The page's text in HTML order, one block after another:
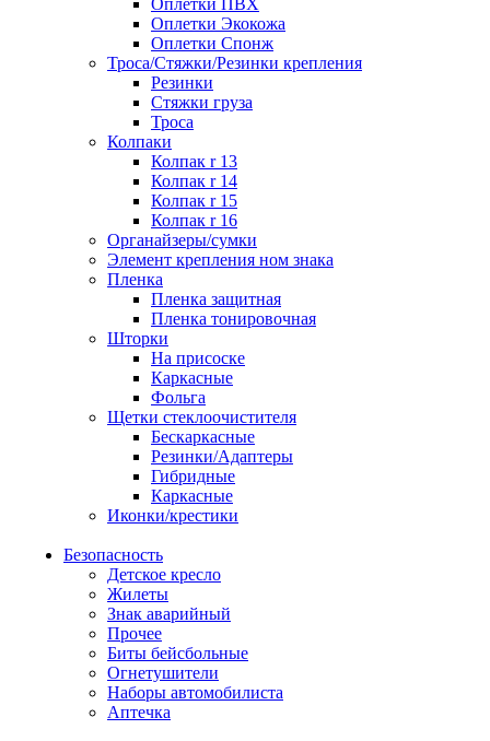
Оплетки ПВХ
Оплетки Экокожа
Оплетки Спонж
Троса/Стяжки/Резинки крепления
Резинки
Стяжки груза
Троса
Колпаки
Колпак r 13
Колпак r 14
Колпак r 15
Колпак r 16
Органайзеры/сумки
Элемент крепления ном знака
Пленка
Пленка защитная
Пленка тонировочная
Шторки
На присоске
Каркасные
Фольга
Щетки стеклоочистителя
Бескаркасные
Резинки/Адаптеры
Гибридные
Каркасные
Иконки/крестики
Безопасность
Детское кресло
Жилеты
Знак аварийный
Прочее
Биты бейсбольные
Огнетушители
Наборы автомобилиста
Аптечка